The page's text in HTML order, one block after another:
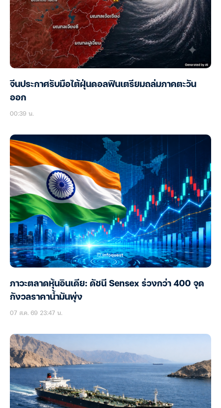
จีนประกาศรับมือไต้ฝุ่นดอลฟินเตรียมถล่มภาคตะวัน
ออก
00:39 น.
ภาวะตลาดหุ้นอินเดีย: ดัชนี Sensex ร่วงกว่า 400 จุด
กังวลราคาน้ำมันพุ่ง
07 ส.ค. 69 23:47 น.